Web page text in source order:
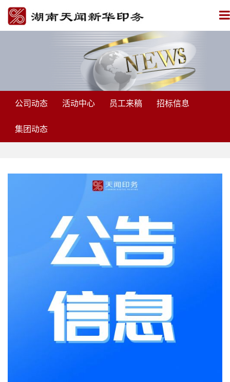
公司动态 活动中心 员工来稿 招标信息
集团动态